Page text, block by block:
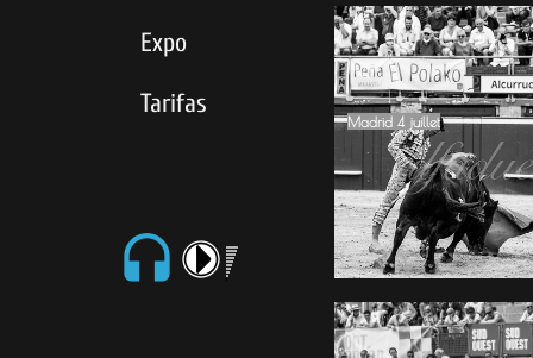
headset
Expo
Tarifas
Madrid 4 juillet